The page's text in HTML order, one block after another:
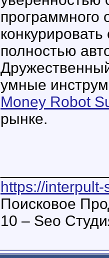
программного
полностью
умные
Money Robot
рынке.
https://
Поисковое
10 – Seo